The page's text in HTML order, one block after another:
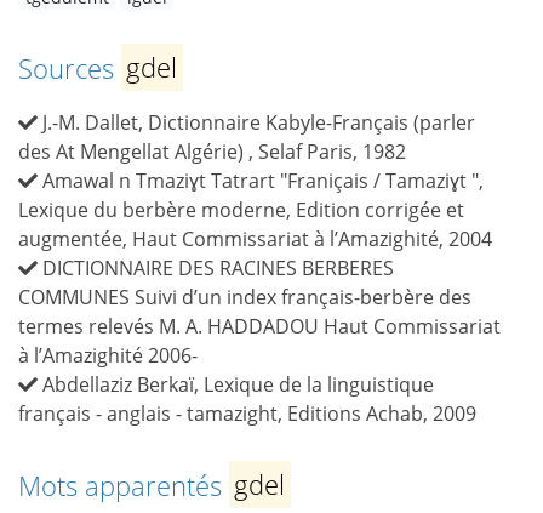
Sources gdel
J.-M. Dallet, Dictionnaire Kabyle-Français (parler
des At Mengellat Algérie) , Selaf Paris, 1982
Amawal n Tmaziɣt Tatrart "Franiçais / Tamaziɣt ",
Lexique du berbère moderne, Edition corrigée et
augmentée, Haut Commissariat à l’Amazighité, 2004
DICTIONNAIRE DES RACINES BERBERES
COMMUNES Suivi d’un index français-berbère des
termes relevés M. A. HADDADOU Haut Commissariat
à l’Amazighité 2006-
Abdellaziz Berkaï, Lexique de la linguistique
français - anglais - tamazight, Editions Achab, 2009
Mots apparentés gdel